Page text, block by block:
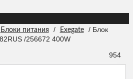
Блоки питания / Exegate
/ Блок
/256672 400W
954